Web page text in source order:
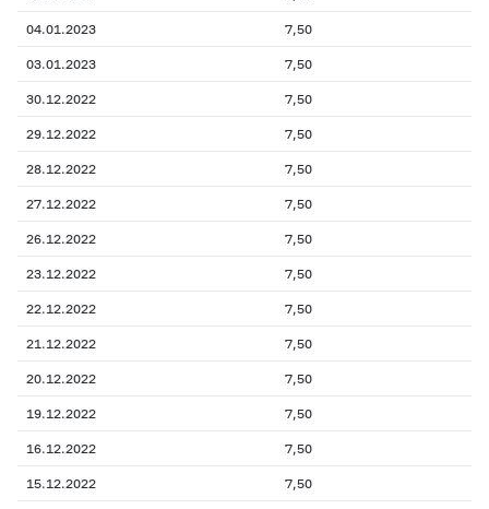
04.01.2023 7,50
03.01.2023 7,50
30.12.2022 7,50
29.12.2022 7,50
28.12.2022 7,50
27.12.2022 7,50
26.12.2022 7,50
23.12.2022 7,50
22.12.2022 7,50
21.12.2022 7,50
20.12.2022 7,50
19.12.2022 7,50
16.12.2022 7,50
15.12.2022 7,50